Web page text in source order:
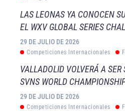
LAS LEONAS YA CONOCEN
EL WXV GLOBAL SERIES
29 DE JULIO DE 2026
Competiciones Internacionales
VALLADOLID VOLVERÁ A
SVNS WORLD
29 DE JULIO DE 2026
Competiciones Internacionales